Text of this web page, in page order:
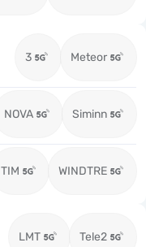
3 Meteor
NOVA Siminn
TIM WINDTRE
LMT Tele2